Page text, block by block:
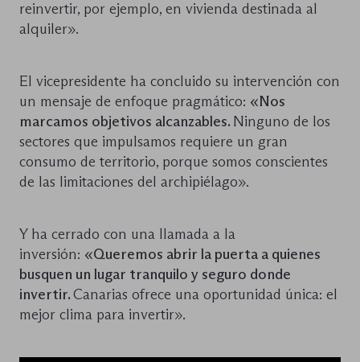
reinvertir, por ejemplo, en vivienda destinada al
alquiler».
El vicepresidente ha concluido su intervención con
un mensaje de enfoque pragmático: «Nos
marcamos objetivos alcanzables. Ninguno de los
sectores que impulsamos requiere un gran
consumo de territorio, porque somos conscientes
de las limitaciones del archipiélago».
Y ha cerrado con una llamada a la
inversión: «Queremos abrir la puerta a quienes
busquen un lugar tranquilo y seguro donde
invertir.Canarias ofrece una oportunidad única: el
mejor clima para invertir».